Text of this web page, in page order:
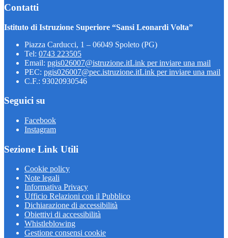
Contatti
Istituto di Istruzione Superiore “Sansi Leonardi Volta”
Piazza Carducci, 1 – 06049 Spoleto (PG)
Tel: 0743 223505
Email: pgis026007@istruzione.itLink per inviare una mail
PEC: pgis026007@pec.istruzione.itLink per inviare una mail
C.F.: 93020930546
Seguici su
Facebook
Instagram
Sezione Link Utili
Cookie policy
Note legali
Informativa Privacy
Ufficio Relazioni con il Pubblico
Dichiarazione di accessibilità
Obiettivi di accessibilità
Whistleblowing
Gestione consensi cookie